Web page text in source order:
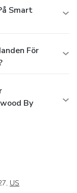
Smart
För
By
US